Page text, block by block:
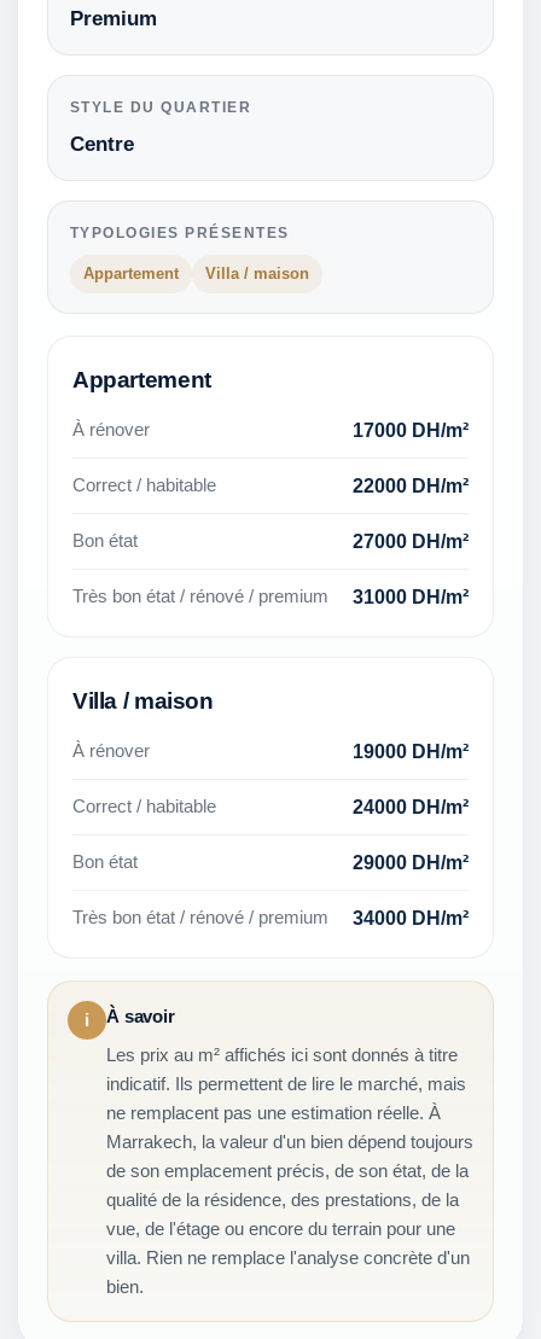
Premium
STYLE DU QUARTIER
Centre
TYPOLOGIES PRÉSENTES
Appartement Villa / maison
Appartement
À rénover 17000 DH/m²
Correct / habitable 22000 DH/m²
Bon état 27000 DH/m²
Très bon état / rénové / premium 31000 DH/m²
Villa / maison
À rénover 19000 DH/m²
Correct / habitable 24000 DH/m²
Bon état 29000 DH/m²
Très bon état / rénové / premium 34000 DH/m²
i À savoir
Les prix au m² affichés ici sont donnés à titre
indicatif. Ils permettent de lire le marché, mais
ne remplacent pas une estimation réelle. À
Marrakech, la valeur d'un bien dépend toujours
de son emplacement précis, de son état, de la
qualité de la résidence, des prestations, de la
vue, de l'étage ou encore du terrain pour une
villa. Rien ne remplace l'analyse concrète d'un
bien.